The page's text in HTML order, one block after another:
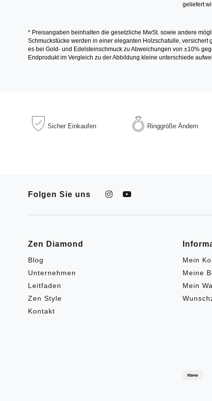
geliefert
* Preisangaben beinhalten die gesetzliche MwSt. sowie andere
Schmuckstücke werden in einer eleganten Holzschatulle,
es bei Gold- und Edelsteinschmuck zu Abweichungen von ±10%
Endprodukt im Vergleich zu der Abbildung kleine unterschiede
Sicher Einkaufen RinggrößeÄndern
Folgen Sie uns
Zen Diamond
Blog
Unternehmen
Leitfaden
Zen Style
Kontakt
Mein
Meine
Mein